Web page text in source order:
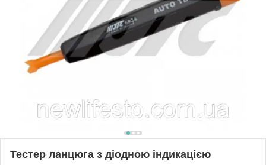
Тестер ланцюга з діодною індикацією